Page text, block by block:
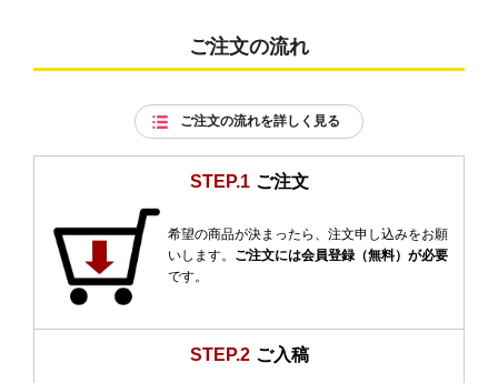
ご注文の流れ
ご注文の流れを詳しく見る
STEP.1 ご注文
希望の商品が決まったら、注文申し込みをお願
いします。 ご注文には会員登録（無料）が必要
です。
STEP.2 ご入稿